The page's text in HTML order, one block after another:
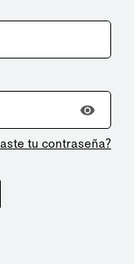
tu contraseña?